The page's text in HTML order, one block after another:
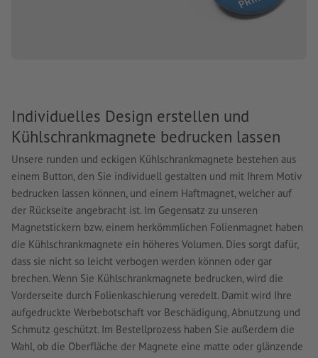
Individuelles Design erstellen und
Kühlschrankmagnete bedrucken lassen
Unsere runden und eckigen Kühlschrankmagnete bestehen aus
einem Button, den Sie individuell gestalten und mit Ihrem Motiv
bedrucken lassen können, und einem Haftmagnet, welcher auf
der Rückseite angebracht ist. Im Gegensatz zu unseren
Magnetstickern bzw. einem herkömmlichen Folienmagnet haben
die Kühlschrankmagnete ein höheres Volumen. Dies sorgt dafür,
dass sie nicht so leicht verbogen werden können oder gar
brechen. Wenn Sie Kühlschrankmagnete bedrucken, wird die
Vorderseite durch Folienkaschierung veredelt. Damit wird Ihre
aufgedruckte Werbebotschaft vor Beschädigung, Abnutzung und
Schmutz geschützt. Im Bestellprozess haben Sie außerdem die
Wahl, ob die Oberfläche der Magnete eine matte oder glänzende